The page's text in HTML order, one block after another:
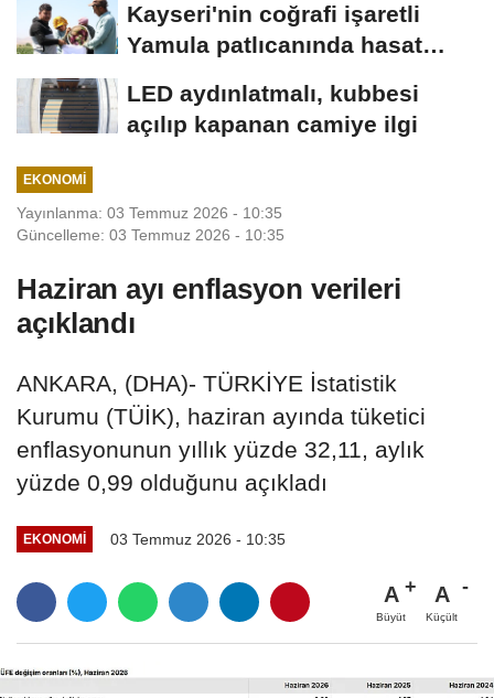
Kayseri'nin coğrafi işaretli
Yamula patlıcanında hasat
LED aydınlatmalı, kubbesi
açılıp kapanan camiye ilgi
EKONOMI
Yayınlanma: 03 Temmuz 2026 - 10:35
Güncelleme: 03 Temmuz 2026 - 10:35
Haziran ayı enflasyon verileri
açıklandı
ANKARA, (DHA)- TÜRKİYE İstatistik
Kurumu (TÜİK), haziran ayında tüketici
enflasyonunun yıllık yüzde 32,11, aylık
yüzde 0,99 olduğunu açıkladı
EKONOMI 03 Temmuz 2026 - 10:35
A
Büyüt
A
Küçült